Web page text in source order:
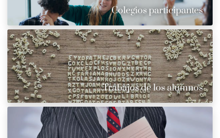
Colegios participantes
Trabajos de los alumnos